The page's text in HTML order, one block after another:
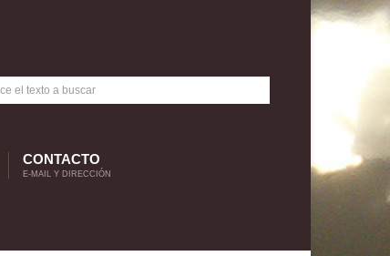
CONTACTO
E-MAIL Y DIRECCIÓN